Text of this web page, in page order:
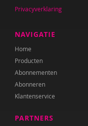
Privacyverklaring
NAVIGATIE
Home
Producten
Abonnementen
Abonneren
Klantenservice
PARTNERS